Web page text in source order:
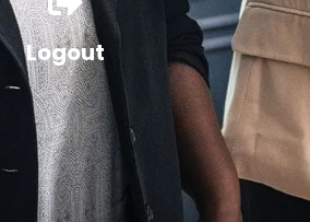
Logout